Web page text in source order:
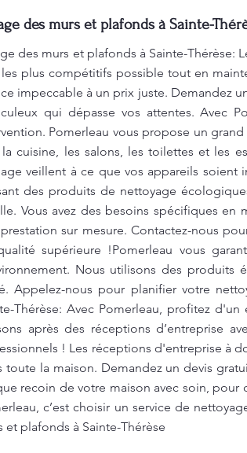
des murs et plafonds à Sainte-
des murs et plafonds à Sainte-Thérèse:
plus compétitifs possible tout en
impeccable à un prix juste. Demandez
qui dépasse vos attentes. Avec
Pomerleau vous propose un
cuisine, les salons, les toilettes et les
veillent à ce que vos appareils soient
des produits de nettoyage
Vous avez des besoins spécifiques
sur mesure. Contactez-nous
supérieure !Pomerleau vous
Nous utilisons des
Appelez-nous pour planifier votre
Thérèse: Avec Pomerleau, profitez
après des réceptions d’entreprise
! Les réceptions d'entreprise à
toute la maison. Demandez un devis
recoin de votre maison avec soin, pour
c’est choisir un service de
et plafonds à Sainte-Thérèse